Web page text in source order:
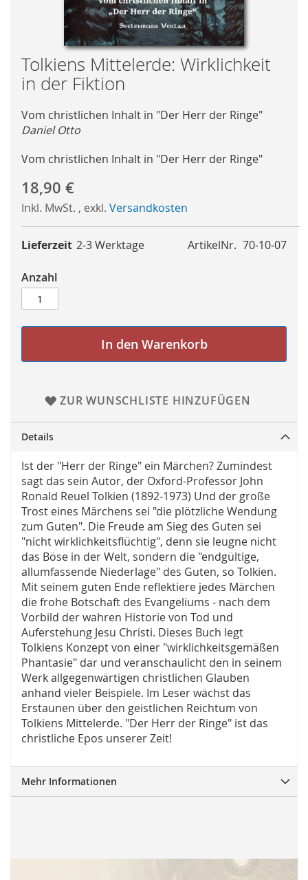
Skip
to
the
of
the
gallery
Tolkiens Mittelerde: Wirklichkeit
in der Fiktion
Vom christlichen Inhalt in "Der Herr der Ringe"
Daniel Otto
Vom christlichen Inhalt in "Der Herr der Ringe"
18,90 €
Inkl. MwSt. , exkl. Versandkosten
ArtikelNr. 70-10-07
Lieferzeit 2-3 Werktage
Anzahl
In den Warenkorb
ZUR WUNSCHLISTE HINZUFÜGEN
Details
Ist der "Herr der Ringe" ein Märchen? Zumindest
sagt das sein Autor, der Oxford-Professor John
Ronald Reuel Tolkien (1892-1973) Und der große
Trost eines Märchens sei "die plötzliche Wendung
zum Guten". Die Freude am Sieg des Guten sei
"nicht wirklichkeitsflüchtig", denn sie leugne nicht
das Böse in der Welt, sondern die "endgültige,
allumfassende Niederlage" des Guten, so Tolkien.
Mit seinem guten Ende reflektiere jedes Märchen
die frohe Botschaft des Evangeliums - nach dem
Vorbild der wahren Historie von Tod und
Auferstehung Jesu Christi. Dieses Buch legt
Tolkiens Konzept von einer "wirklichkeitsgemäßen
Phantasie" dar und veranschaulicht den in seinem
Werk allgegenwärtigen christlichen Glauben
anhand vieler Beispiele. Im Leser wächst das
Erstaunen über den geistlichen Reichtum von
Tolkiens Mittelerde. "Der Herr der Ringe" ist das
christliche Epos unserer Zeit!
Mehr Informationen